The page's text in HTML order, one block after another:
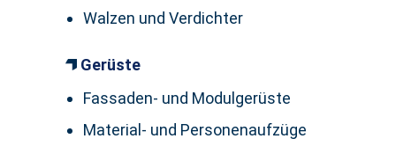
Walzen und Verdichter
Gerüste
Fassaden- und Modulgerüste
Material- und Personenaufzüge